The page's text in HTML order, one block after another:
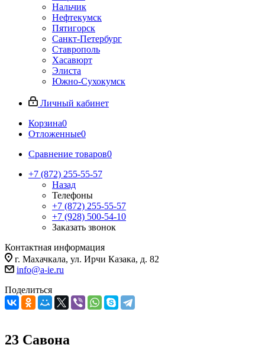
Нальчик
Нефтекумск
Пятигорск
Санкт-Петербург
Ставрополь
Хасавюрт
Элиста
Южно-Сухокумск
Личный кабинет
Корзина0
Отложенные0
Сравнение товаров0
+7 (872) 255-55-57
Назад
Телефоны
+7 (872) 255-55-57
+7 (928) 500-54-10
Заказать звонок
Контактная информация
г. Махачкала, ул. Ирчи Казака, д. 82
info@a-ie.ru
Поделиться
23 Савона